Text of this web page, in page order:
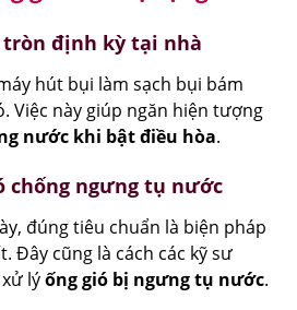
tròn định kỳ tại nhà
hút bụi làm sạch bụi bám
Việc này giúp ngăn hiện tượng
nước khi bật điều hòa.
chống ngưng tụ nước
đúng tiêu chuẩn là biện pháp
Đây cũng là cách các kỹ sư
xử lýống gió bị ngưng tụ nước.